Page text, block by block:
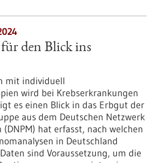
den Blick ins
mit individuell
wird bei Krebserkrankungen
es einen Blick in das Erbgut der
aus dem Deutschen Netzwerk
hat erfasst, nach welchen
in Deutschland
sind Voraussetzung, um die